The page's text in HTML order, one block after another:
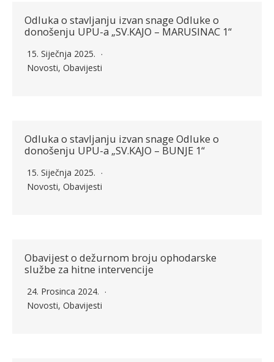
Odluka o stavljanju izvan snage Odluke o
donošenju UPU-a „SV.KAJO – MARUSINAC 1“
15. Siječnja 2025.
Novosti, Obavijesti
Odluka o stavljanju izvan snage Odluke o
donošenju UPU-a „SV.KAJO – BUNJE 1“
15. Siječnja 2025.
Novosti, Obavijesti
Obavijest o dežurnom broju ophodarske
službe za hitne intervencije
24. Prosinca 2024.
Novosti, Obavijesti